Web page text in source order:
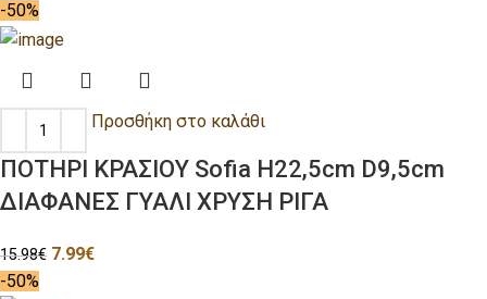
-50%
Προσθήκη στο καλάθι
ΠΟΤΗΡΙ ΚΡΑΣΙΟΥ Sofia H22,5cm D9,5cm
ΔΙΑΦΑΝΕΣ ΓΥΑΛΙ ΧΡΥΣΗ ΡΙΓΑ
15.98€ 7.99€
-50%